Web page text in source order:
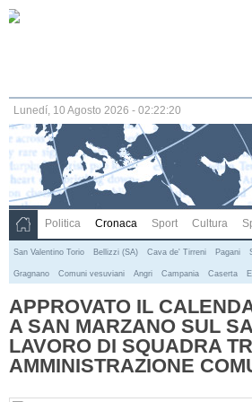
Lunedí, 10 Agosto 2026 - 02:22:20
Politica Cronaca Sport Cultura
San Valentino Torio Bellizzi (SA) Cava de' Tirreni Pagani
Gragnano Comuni vesuviani Angri Campania Caserta
APPROVATO IL
A SAN MARZANO SUL
LAVORO DI SQUADRA
AMMINISTRAZIONE